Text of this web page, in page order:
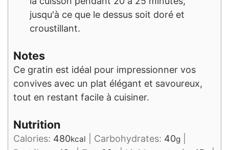
jusqu'à ce que le dessus soit doré et
croustillant.
Notes
Ce gratin est idéal pour impressionner vos
convives avec un plat élégant et savoureux,
tout en restant facile à cuisiner.
Nutrition
Calories: 480kcal Carbohydrates: 40g